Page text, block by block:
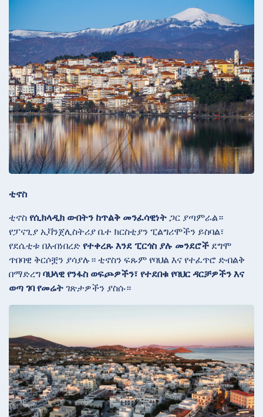
ቲኖስ
ቲኖስ የሲክላዲክ ውበትን ከጥልቅ መንፈሳዊነት ጋር ያጣምራል።
የፓናጊያ ኢቫንጀሊስትሪያ ቤተ ክርስቲያን ፒልግሪሞችን ይስባል፣
የደሴቲቱ በእብነበረድ የተቀረጹ እንደ ፒርጎስ ያሉ መንደሮች ደግሞ
ጥበባዊ ቅርሶቿን ያሳያሉ። ቲኖስን ፍጹም የባህል እና የተፈጥሮ ድብልቅ
በማድረግ ባህላዊ የንፋስ ወፍጮዎችን፣ የተደበቁ የባህር ዳርቻዎችን እና
ወጣ ገባ የመሬት ገጽታዎችን ያስሱ።